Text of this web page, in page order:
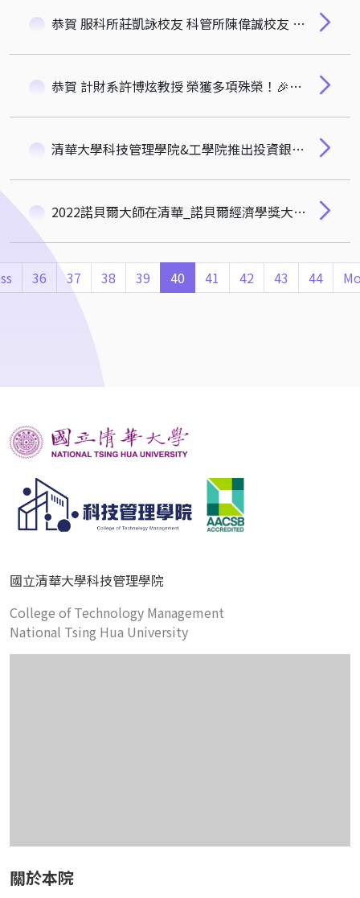
恭賀 服科所莊凱詠校友 科管所陳偉誠校友 榮獲第60屆十大傑出青年的殊榮！
恭賀 計財系許博炫教授 榮獲多項殊榮！🎉🎉🎉
清華大學科技管理學院&工學院推出投資銀行金融講座_財經科普系列演講，邀請動機系84B校友、永豐銀行曹為實董事長，歡迎踴躍報名參加！
2022諾貝爾大師在清華_諾貝爾經濟學獎大師 清華科管論壇-保羅・羅默Paul M.Romer
36 37 38 39 40 41 42 43 44
國立清華大學科技管理學院
College of Technology Management
National Tsing Hua University
關於本院